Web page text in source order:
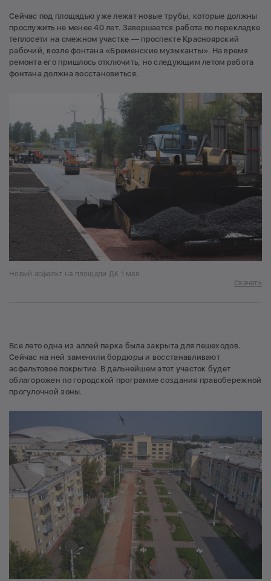
Сейчас под площадью уже лежат новые трубы, которые должны
прослужить не менее 40 лет. Завершается работа по перекладке
теплосети на смежном участке — проспекте Красноярский
рабочий, возле фонтана «Бременские музыканты». На время
ремонта его пришлось отключить, но следующим летом работа
фонтана должна восстановиться.
Новый асфальт на площади ДК 1 мая
Скачать
Все лето одна из аллей парка была закрыта для пешеходов.
Сейчас на ней заменили бордюры и восстанавливают
асфальтовое покрытие. В дальнейшем этот участок будет
облагорожен по городской программе создания правобережной
прогулочной зоны.